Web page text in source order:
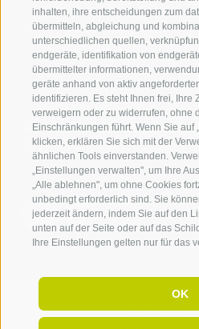
inhalten, ihre entscheidungen zum
übermitteln, abgleichung und
unterschiedlichen quellen,
endgeräte, identifikation von
übermittelter informationen,
geräte anhand von aktiv
identifizieren. Es steht Ihnen frei, Ihre
verweigern oder zu widerrufen, ohne
Einschränkungen führt. Wenn Sie auf
klicken, erklären Sie sich mit der
ähnlichen Tools einverstanden.
„Einstellungen verwalten", um Ihre
„Alle ablehnen", um ohne Cookies
unbedingt erforderlich sind. Sie
jederzeit ändern, indem Sie auf den
unten auf der Seite oder auf das
Ihre Einstellungen gelten nur für das
OK
IDM Südtirol - Alto Adige
+39 0471 094 000
info[at]idm-suedtirol.com
idm[at]pec.idm-
SCHREIBEN SIE UNS!
HIER FINDEN SIE UNS